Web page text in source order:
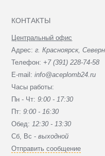
КОНТАКТЫ
Центральный офис
Адрес:г. Красноярск,
Телефон: +7 (391) 228-74-58
E-mail:info@aceplomb24.ru
Часы работы:
Пн - Чт:9:00 - 17:30
Пт:9:00 - 16:30
Обед: 12:30 - 13:30
Сб, Вc -выходной
Отправить сообщение